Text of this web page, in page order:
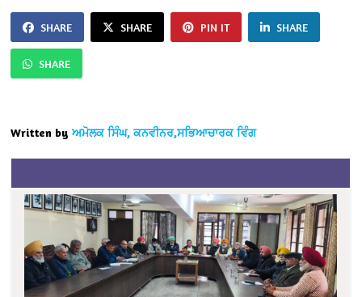
SHARE SHARE PIN IT SHARE
SHARE
Written by ਅਮੋਲਕ ਸਿੰਘ, ਕਨਵੀਨਰ,ਸਭਿਆਚਾਰਕ ਵਿੰਗ